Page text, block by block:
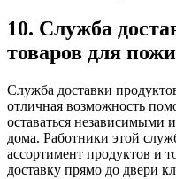
10. Служба
товаров для
Служба доставки
отличная возможность
оставаться независимыми
дома. Работники этой
ассортимент продуктов и
доставку прямо до двери